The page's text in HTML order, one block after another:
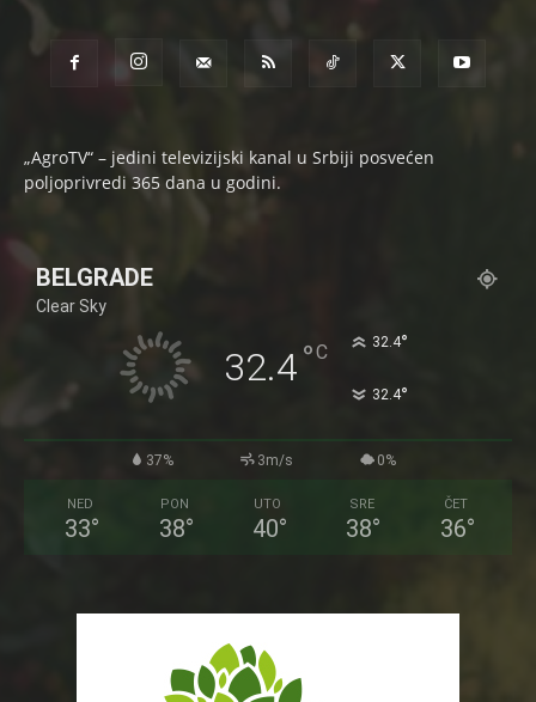
„AgroTV“ – jedini televizijski kanal u Srbiji posvećen
poljoprivredi 365 dana u godini.
BELGRADE
Clear Sky
32.4°C 32.4°
32.4°
37% 3m/s 0%
NED
33°
PON
38°
UTO
40°
SRE
38°
ČET
36°